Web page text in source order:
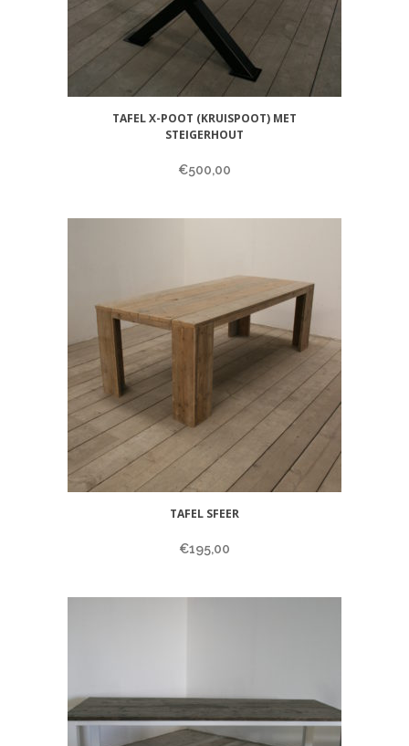
TAFEL X-POOT (KRUISPOOT) MET
STEIGERHOUT
€500,00
TAFEL SFEER
€195,00